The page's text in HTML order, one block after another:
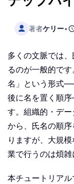
著者ケリー•
多くの文脈では
るのが一般的です
名」という形式
後に名を置く順
す。組織的・デ
から、氏名の順
りますが、大規
業で行うのは煩雑
本チュートリア